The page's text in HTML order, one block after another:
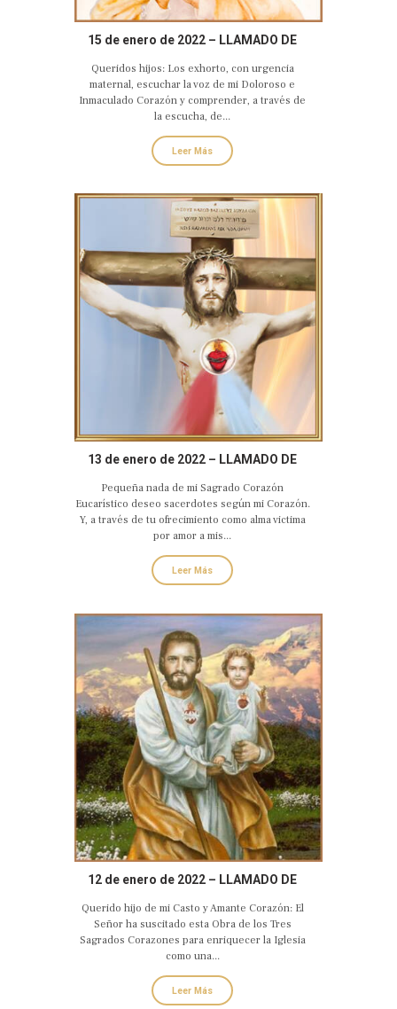
15 de enero de 2022 – LLAMADO DE
DOLOROSO E INMACULADO DE MARÍA
Queridos hijos: Los exhorto, con urgencia
maternal, escuchar la voz de mi Doloroso e
Inmaculado Corazón y comprender, a través de
la escucha, de...
Leer Más
13 de enero de 2022 – LLAMADO DE
CORAZÓN EUCARÍSTICO DE JESÚS
Pequeña nada de mi Sagrado Corazón
Eucarístico deseo sacerdotes según mi Corazón.
Y, a través de tu ofrecimiento como alma victima
por amor a mis...
Leer Más
12 de enero de 2022 – LLAMADO DE
AMANTE CORAZÓN DE SAN JOSÉ
Querido hijo de mi Casto y Amante Corazón: El
Señor ha suscitado esta Obra de los Tres
Sagrados Corazones para enriquecer la Iglesia
como una...
Leer Más